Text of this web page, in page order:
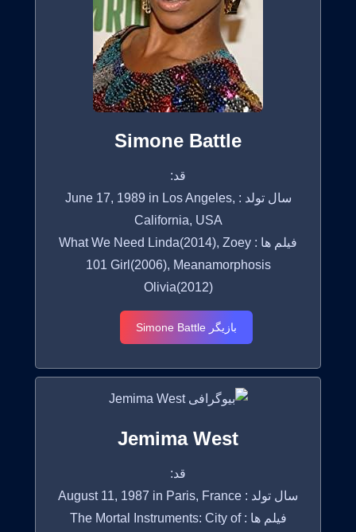
Simone Battle
قد:
سال تولد : June 17, 1989 in Los Angeles,
California, USA
فیلم ها : What We Need Linda(2014), Zoey
101 Girl(2006), Meanamorphosis
Olivia(2012)
بازیگر Simone Battle
Jemima West
قد:
سال تولد : August 11, 1987 in Paris, France
فیلم ها : The Mortal Instruments: City of